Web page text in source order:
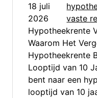
18 juli
2026
vaste
Hypotheekrente
Waarom Het
Hypotheekrente
Looptijd van 10
bent naar een
looptijd van 10